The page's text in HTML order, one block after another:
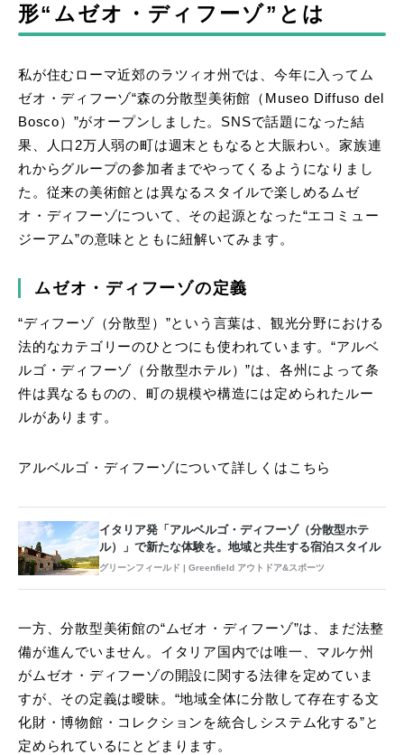
形“ムゼオ・ディフーゾ”とは
私が住むローマ近郊のラツィオ州では、今年に入ってム
ゼオ・ディフーゾ“森の分散型美術館（Museo Diffuso del
Bosco）”がオープンしました。SNSで話題になった結
果、人口2万人弱の町は週末ともなると大賑わい。家族連
れからグループの参加者までやってくるようになりまし
た。従来の美術館とは異なるスタイルで楽しめるムゼ
オ・ディフーゾについて、その起源となった“エコミュー
ジーアム”の意味とともに紐解いてみます。
ムゼオ・ディフーゾの定義
“ディフーゾ（分散型）”という言葉は、観光分野における
法的なカテゴリーのひとつにも使われています。“アルベ
ルゴ・ディフーゾ（分散型ホテル）”は、各州によって条
件は異なるものの、町の規模や構造には定められたルー
ルがあります。
アルベルゴ・ディフーゾについて詳しくはこちら
イタリア発「アルベルゴ・ディフーゾ（分散型ホテ
ル）」で新たな体験を。地域と共生する宿泊スタイル
グリーンフィールド | Greenfield アウトドア&スポーツ
一方、分散型美術館の“ムゼオ・ディフーゾ”は、まだ法整
備が進んでいません。イタリア国内では唯一、マルケ州
がムゼオ・ディフーゾの開設に関する法律を定めていま
すが、その定義は曖昧。“地域全体に分散して存在する文
化財・博物館・コレクションを統合しシステム化する”と
定められているにとどまります。